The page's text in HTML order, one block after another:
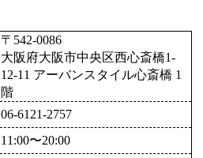
〒542-0086
大阪府大阪市中央区西心斎橋1-
12-11 アーバンスタイル心斎橋 1
階
06-6121-2757
11:00〜20:00